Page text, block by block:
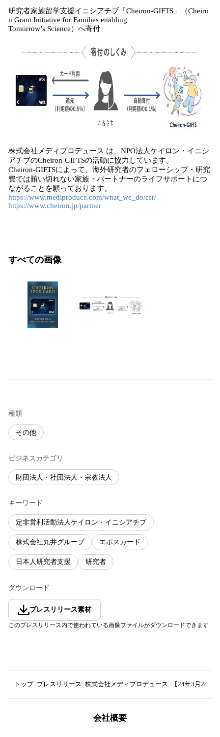
研究者家族留学支援イニシアチブ「Cheiron-GIFTS」（Cheiro
n Grant Initiative for Families enabling
Tomorrow’s Science）へ寄付
株式会社メディプロデュース は、NPO法人ケイロン・イニシ
アチブのCheiron-GIFTSの活動に協力しています。
Cheiron-GIFTSによって、海外研究者のフェローシップ・研究
費では賄い切れない家族・パートナーのライフサポートにつ
ながることを願っております。
https://www.mediproduce.com/what_we_do/csr/
https://www.cheiron.jp/partner
すべての画像
種類
その他
ビジネスカテゴリ
財団法人・社団法人・宗教法人
キーワード
定非営利活動法人ケイロン・イニシアチブ
株式会社丸井グループ エポスカード
日本人研究者支援 研究者
ダウンロード
プレスリリース素材
このプレスリリース内で使われている画像ファイルがダウンロードできます
トップ プレスリリース 株式会社メディプロデュース 【24年3月28日
会社概要